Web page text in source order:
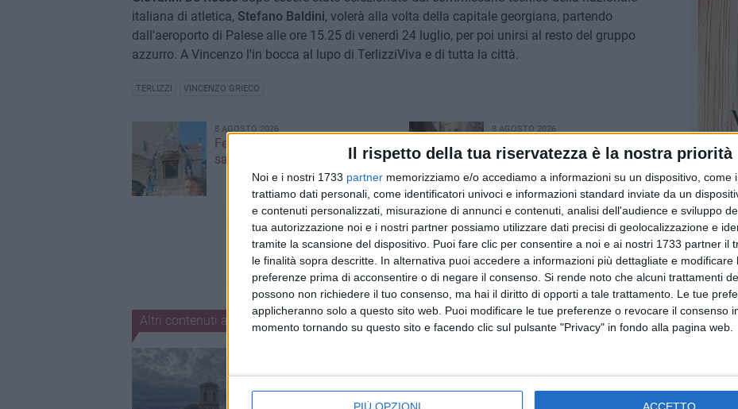
Il rispetto della tua riservatezza è la nostra priorità
Noi e i nostri 1733 partner memorizziamo e/o accediamo a informazioni su un dispositivo, come
trattiamo dati personali, come identificatori univoci e informazioni standard inviate da un
e contenuti personalizzati, misurazione di annunci e contenuti, analisi dell'audience e sviluppo
tua autorizzazione noi e i nostri partner possiamo utilizzare dati precisi di geolocalizzazione e
tramite la scansione del dispositivo. Puoi fare clic per consentire a noi e ai nostri 1733 partner il
le finalità sopra descritte. In alternativa puoi accedere a informazioni più dettagliate e modificare
preferenze prima di acconsentire o di negare il consenso. Si rende noto che alcuni trattamenti
possono non richiedere il tuo consenso, ma hai il diritto di opporti a tale trattamento. Le tue
applicheranno solo a questo sito web. Puoi modificare le tue preferenze o revocare il consenso
momento tornando su questo sito e facendo clic sul pulsante "Privacy" in fondo alla pagina web.
PIÙ OPZIONI ACCETTO
italiana di atletica, Stefano Baldini, volerà alla volta della capitale georgiana, partendo
dall'aeroporto di Palese alle ore 15.25 di venerdì 24 luglio, per poi unirsi al resto del gruppo
azzurro. A Vincenzo l'in bocca al lupo di TerlizziViva e di tutta la città.
TERLIZZI VINCENZO GRIECO
8 AGOSTO 2026
Festa Maggiore, il programma di
sabato 8 agosto
8 AGOSTO 2026
Vincenzo Di Palo è il nuovo
priore della Confraternita di
Maria SS del Rosario
Altri contenuti a tema